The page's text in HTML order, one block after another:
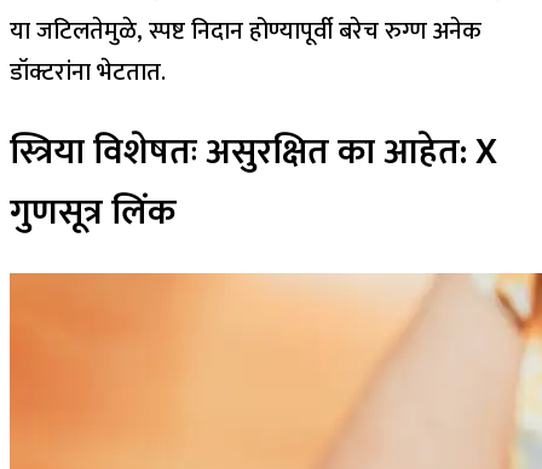
या जटिलतेमुळे, स्पष्ट निदान होण्यापूर्वी बरेच रुग्ण अनेक
डॉक्टरांना भेटतात.
स्त्रिया विशेषतः असुरक्षित का आहेत: X
गुणसूत्र लिंक